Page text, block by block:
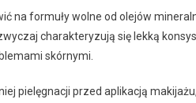
na formuły wolne od olejów
charakteryzują się lekką
skórnymi.
pielęgnacji przed aplikacją